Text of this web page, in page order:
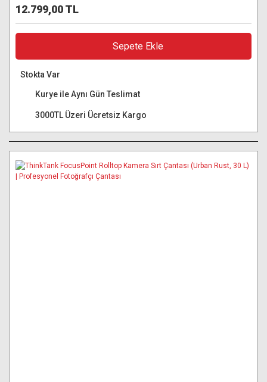
12.799,00 TL
Sepete Ekle
Stokta Var
Kurye ile Aynı Gün Teslimat
3000TL Üzeri Ücretsiz Kargo